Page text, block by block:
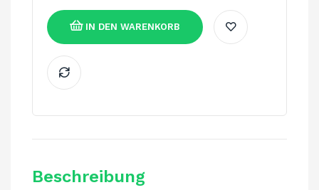
IN DEN WARENKORB
Beschreibung